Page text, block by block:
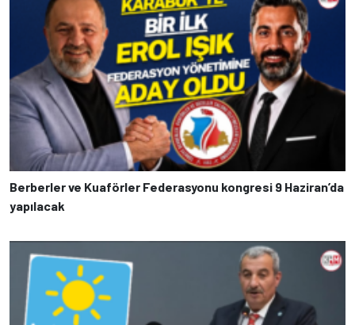
Berberler ve Kuaförler Federasyonu kongresi 9 Haziran’da
yapılacak